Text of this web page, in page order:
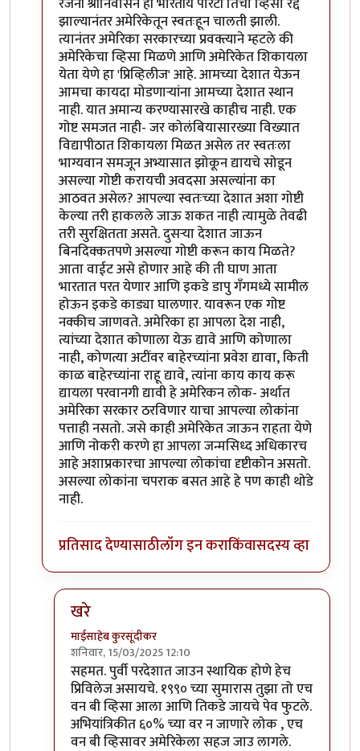
झाल्यानंतर अमेरिकेतून स्वतःहून चालती झाली.
त्यानंतर अमेरिका सरकारच्या प्रवक्त्याने म्हटले की
अमेरिकेचा व्हिसा मिळणे आणि अमेरिकेत शिकायला
येता येणे हा 'प्रिव्हिलीज' आहे. आमच्या देशात येऊन
आमचा कायदा मोडणार्‍यांना आमच्या देशात स्थान
नाही. यात अमान्य करण्यासारखे काहीच नाही. एक
गोष्ट समजत नाही- जर कोलंबियासारख्या विख्यात
विद्यापीठात शिकायला मिळत असेल तर स्वतःला
भाग्यवान समजून अभ्यासात झोकून द्यायचे सोडून
असल्या गोष्टी करायची अवदसा असल्यांना का
आठवत असेल? आपल्या स्वतःच्या देशात अशा गोष्टी
केल्या तरी हाकलले जाऊ शकत नाही त्यामुळे तेवढी
तरी सुरक्षितता असते. दुसर्‍या देशात जाऊन
बिनदिक्कतपणे असल्या गोष्टी करून काय मिळते?
आता वाईट असे होणार आहे की ती घाण आता
भारतात परत येणार आणि इकडे डापु गँगमध्ये सामील
होऊन इकडे काड्या घालणार. यावरून एक गोष्ट
नक्कीच जाणवते. अमेरिका हा आपला देश नाही,
त्यांच्या देशात कोणाला येऊ द्यावे आणि कोणाला
नाही, कोणत्या अटींवर बाहेरच्यांना प्रवेश द्यावा, किती
काळ बाहेरच्यांना राहू द्यावे, त्यांना काय काय करू
द्यायला परवानगी द्यावी हे अमेरिकन लोक- अर्थात
अमेरिका सरकार ठरविणार याचा आपल्या लोकांना
पत्ताही नसतो. जसे काही अमेरिकेत जाऊन राहता येणे
आणि नोकरी करणे हा आपला जन्मसिध्द अधिकारच
आहे अशाप्रकारचा आपल्या लोकांचा दृष्टीकोन असतो.
असल्या लोकांना चपराक बसत आहे हे पण काही थोडे
नाही.
प्रतिसाद देण्यासाठीलॉग इन कराकिंवासदस्य व्हा
खरे
माईसाहेब कुरसूंदीकर
शनिवार, 15/03/2025 12:10
In reply to+१byचंद्रसूर्यकुमार
सहमत. पुर्वी परदेशात जाउन स्थायिक होणे हेच
प्रिविलेज असायचे. १९९० च्या सुमारास तुझा तो एच
वन बी व्हिसा आला आणि तिकडे जायचे पेव फुटले.
अभियांत्रिकीत ६०% च्या वर न जाणारे लोक , एच
वन बी व्हिसावर अमेरिकेला सहज जाउ लागले.